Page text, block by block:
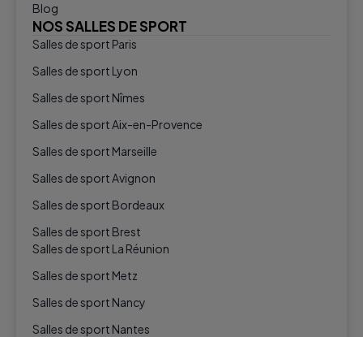
Blog
NOS SALLES DE SPORT
Salles de sport Paris
Salles de sport Lyon
Salles de sport Nîmes
Salles de sport Aix-en-Provence
Salles de sport Marseille
Salles de sport Avignon
Salles de sport Bordeaux
Salles de sport Brest
Salles de sport La Réunion
Salles de sport Metz
Salles de sport Nancy
Salles de sport Nantes